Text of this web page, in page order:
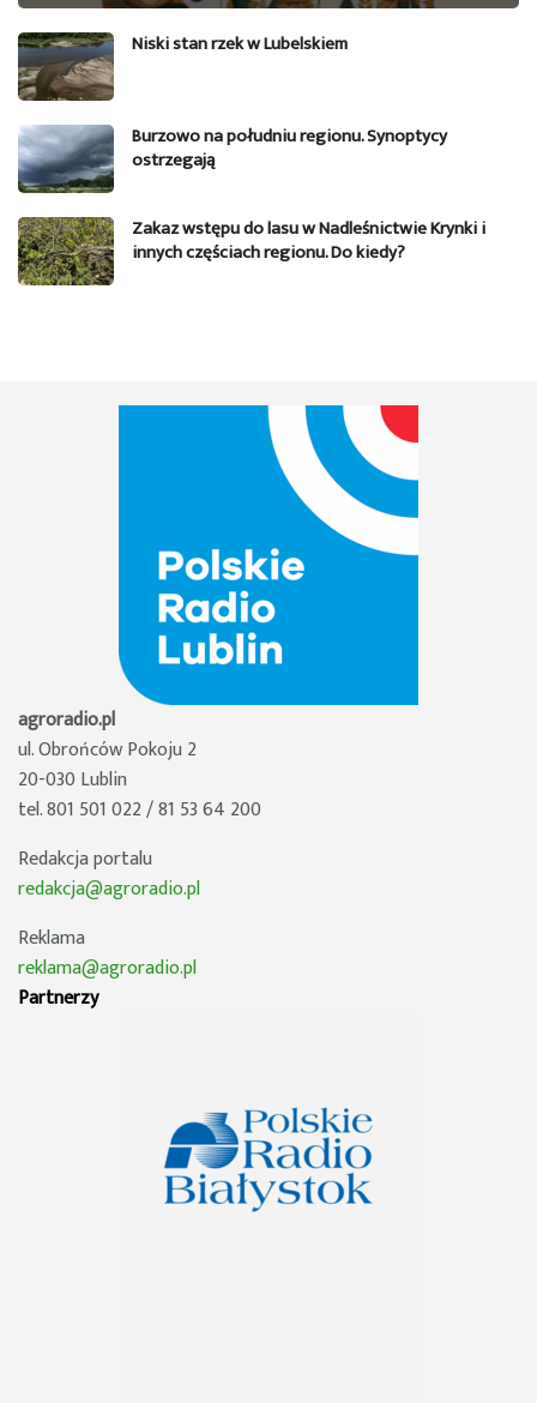
Niski stan rzek w Lubelskiem
Burzowo na południu regionu. Synoptycy
ostrzegają
Zakaz wstępu do lasu w Nadleśnictwie Krynki i
innych częściach regionu. Do kiedy?
agroradio.pl
ul. Obrońców Pokoju 2
20-030 Lublin
tel. 801 501 022 / 81 53 64 200
Redakcja portalu
redakcja@agroradio.pl
Reklama
reklama@agroradio.pl
Partnerzy